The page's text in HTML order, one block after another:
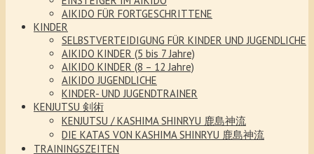
AIKIDO FÜR FORTGESCHRITTENE
KINDER
SELBSTVERTEIDIGUNG FÜR KINDER UND JUGENDLICHE
AIKIDO KINDER (5 bis 7 Jahre)
AIKIDO KINDER (8 – 12 Jahre)
AIKIDO JUGENDLICHE
KINDER- UND JUGENDTRAINER
KENJUTSU 剣術
KENJUTSU / KASHIMA SHINRYU 鹿島神流
DIE KATAS VON KASHIMA SHINRYU 鹿島神流
TRAININGSZEITEN